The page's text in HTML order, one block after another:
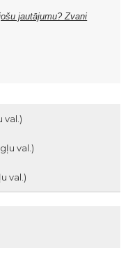
jautājumu? Zvani
val.)
val.)
val.)